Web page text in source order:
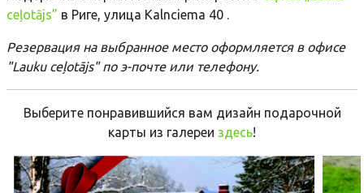
ceļotājs” в Риге, улица Kalnciema 40 .
Резервация на выбранное место оформляется в офисе
"Lauku ceļotājs" по э-почте или телефону.
Выберите понравившийся вам дизайн подарочной
карты из галереи здесь!